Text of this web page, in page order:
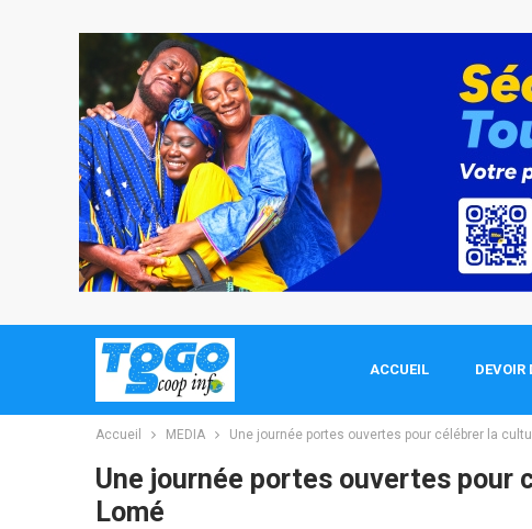
ACCUEIL DEVOIR
Accueil MEDIA Une journée portes ouvertes pour célébrer la
Une journée portes ouvertes pour
Lomé